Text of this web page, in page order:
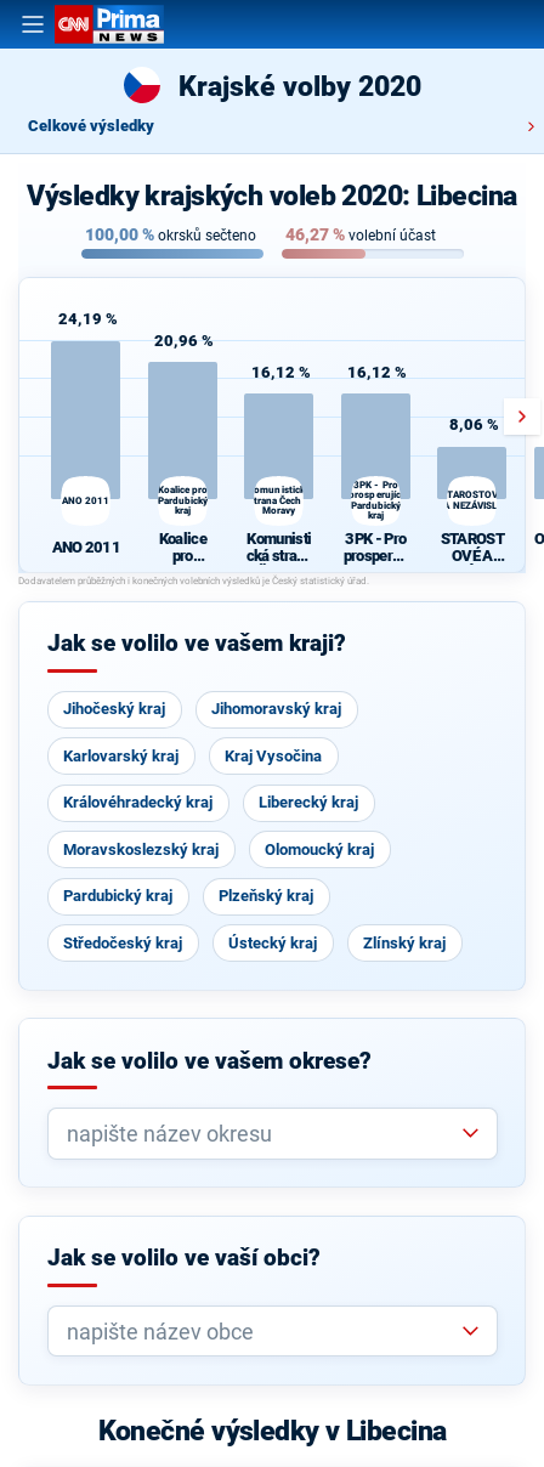
Krajské volby 2020
Celkové výsledky
Výsledky krajských voleb 2020: Libecina
100,00% okrsků sečteno 46,27% volební účast
24,19 %
ANO 2011
ANO 2011
20,96 %
Koalice pro
Pardubický
kraj
Koalice
pro
Pardubick
ý kraj
16,12 %
Komunistická
strana Čech a
Moravy
Komunisti
cká strana
Čech a
Moravy
16,12 %
3PK - Pro
prosperující
Pardubický
kraj
3PK - Pro
prosperují
Pardubick
ý kraj
8,06 %
STAROSTOVÉ
A NEZÁVISLÍ
STAROST
OVÉ A
NEZÁVISL
Jak se volilo ve vašem kraji?
Jihočeský kraj Jihomoravský kraj
Karlovarský kraj Kraj Vysočina
Královéhradecký kraj Liberecký kraj
Moravskoslezský kraj Olomoucký kraj
Pardubický kraj Plzeňský kraj
Středočeský kraj Ústecký kraj Zlínský kraj
Jak se volilo ve vašem okrese?
Jak se volilo ve vaší obci?
Konečné výsledky v Libecina